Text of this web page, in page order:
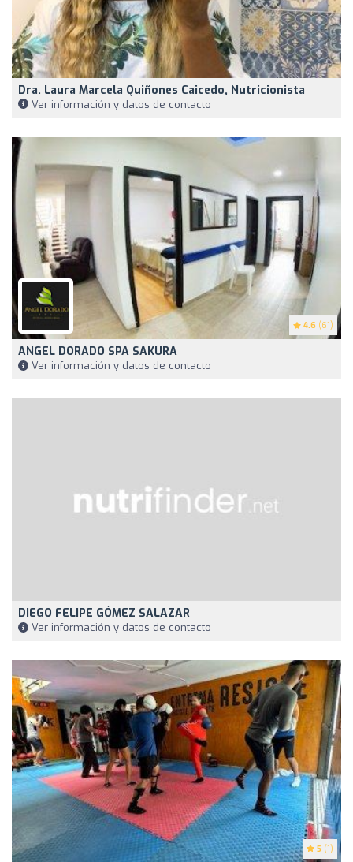
Dra. Laura Marcela Quiñones Caicedo, Nutricionista
Ver información y datos de contacto
4.6 (61)
ANGEL DORADO SPA SAKURA
Ver información y datos de contacto
DIEGO FELIPE GÓMEZ SALAZAR
Ver información y datos de contacto
5 (1)